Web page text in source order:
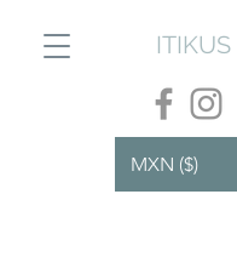
ITIKUS
MXN ($)